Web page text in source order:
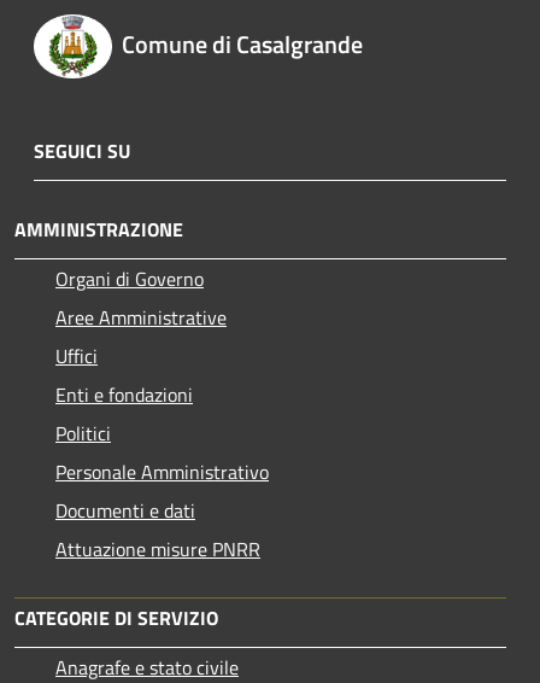
Comune di Casalgrande
SEGUICI SU
AMMINISTRAZIONE
Organi di Governo
Aree Amministrative
Uffici
Enti e fondazioni
Politici
Personale Amministrativo
Documenti e dati
Attuazione misure PNRR
CATEGORIE DI SERVIZIO
Anagrafe e stato civile